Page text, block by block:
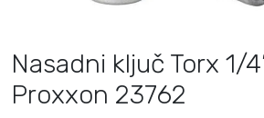
Nasadni ključ Torx 1/
Proxxon 23762